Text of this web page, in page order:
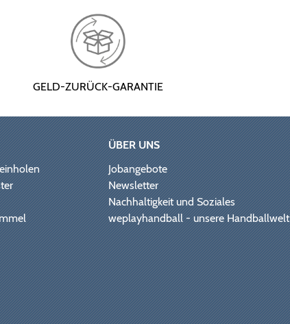
GELD-ZURÜCK-GARANTIE
ÜBER UNS
Jobangebote
Newsletter
Nachhaltigkeit und Soziales
weplayhandball - unsere Handballwelt